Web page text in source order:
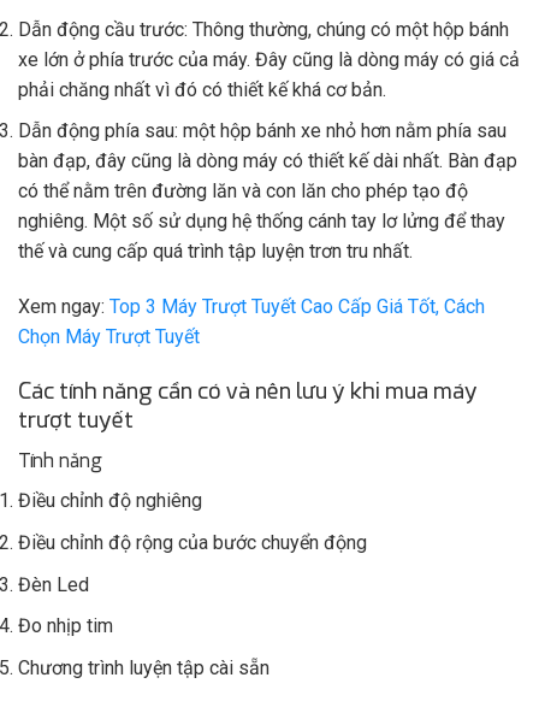
Dẫn động cầu trước: Thông thường, chúng có một hộp bánh
xe lớn ở phía trước của máy. Đây cũng là dòng máy có giá cả
phải chăng nhất vì đó có thiết kế khá cơ bản.
Dẫn động phía sau: một hộp bánh xe nhỏ hơn nằm phía sau
bàn đạp, đây cũng là dòng máy có thiết kế dài nhất. Bàn đạp
có thể nằm trên đường lăn và con lăn cho phép tạo độ
nghiêng. Một số sử dụng hệ thống cánh tay lơ lửng để thay
thế và cung cấp quá trình tập luyện trơn tru nhất.
Xem ngay: Top 3 Máy Trượt Tuyết Cao Cấp Giá Tốt, Cách
Chọn Máy Trượt Tuyết
Các tính năng cần có và nên lưu ý khi mua máy
trượt tuyết
Tính năng
Điều chỉnh độ nghiêng
Điều chỉnh độ rộng của bước chuyển động
Đèn Led
Đo nhịp tim
Chương trình luyện tập cài sẵn